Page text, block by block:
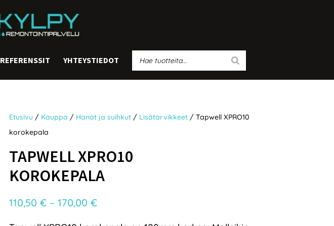
REFERENSSIT YHTEYSTIEDOT
Etusivu / Kauppa / Hanat ja suihkut/ Lisätarvikkeet/ Tapwell XPRO10
korokepala
TAPWELL XPRO10
KOROKEPALA
110,50 € – 170,00 €Hintaluokka: